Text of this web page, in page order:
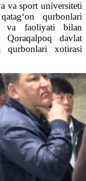
va sport universiteti
qurbonlari
va faoliyati bilan
Qoraqalpoq davlat
qurbonlari xotirasi